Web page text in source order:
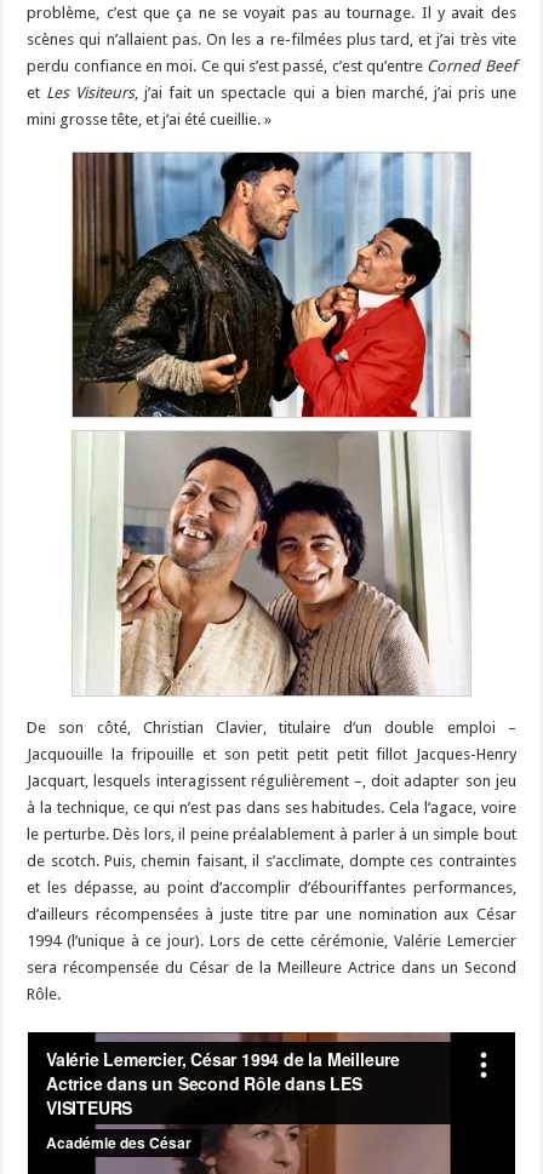
problème, c’est que ça ne se voyait pas au tournage. Il y avait des
scènes qui n’allaient pas. On les a re-filmées plus tard, et j’ai très vite
perdu confiance en moi. Ce qui s’est passé, c’est qu’entre Corned Beef
et Les Visiteurs, j’ai fait un spectacle qui a bien marché, j’ai pris une
mini grosse tête, et j’ai été cueillie. »
De son côté, Christian Clavier, titulaire d’un double emploi –
Jacquouille la fripouille et son petit petit petit fillot Jacques-Henry
Jacquart, lesquels interagissent régulièrement –, doit adapter son jeu
à la technique, ce qui n’est pas dans ses habitudes. Cela l’agace, voire
le perturbe. Dès lors, il peine préalablement à parler à un simple bout
de scotch. Puis, chemin faisant, il s’acclimate, dompte ces contraintes
et les dépasse, au point d’accomplir d’ébouriffantes performances,
d’ailleurs récompensées à juste titre par une nomination aux César
1994 (l’unique à ce jour). Lors de cette cérémonie, Valérie Lemercier
sera récompensée du César de la Meilleure Actrice dans un Second
Rôle.